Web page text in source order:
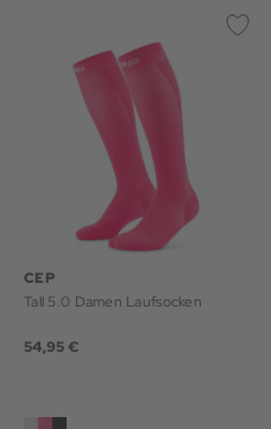
CEP
Tall 5.0 Damen Laufsocken
54,95 €